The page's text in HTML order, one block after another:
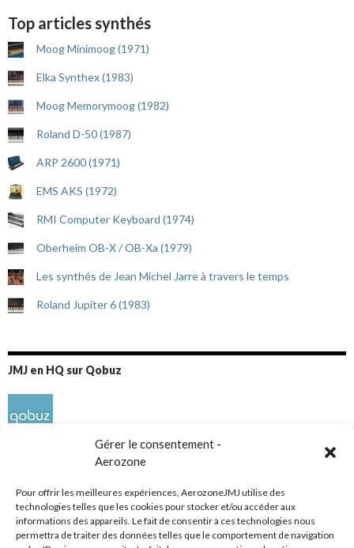
Gérer le consentement -
Aerozone
Pour offrir les meilleures expériences, AerozoneJMJ utilise des
technologies telles que les cookies pour stocker et/ou accéder aux
informations des appareils. Le fait de consentir à ces technologies nous
permettra de traiter des données telles que le comportement de navigation
Top articles synthés
Moog Minimoog (1971)
Elka Synthex (1983)
Moog Memorymoog (1982)
Roland D-50 (1987)
ARP 2600 (1971)
EMS AKS (1972)
RMI Computer Keyboard (1974)
Oberheim OB-X / OB-Xa (1979)
Les synthés de Jean Michel Jarre à travers le temps
Roland Jupiter 6 (1983)
JMJ en HQ sur Qobuz
Réseaux sociaux